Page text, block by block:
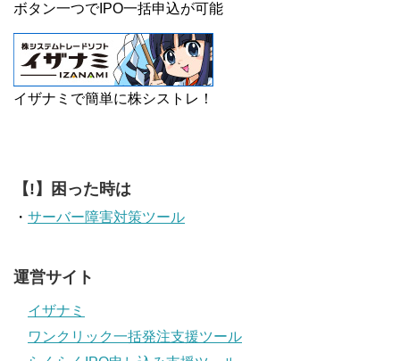
ボタン一つでIPO一括申込が可能
イザナミで簡単に株シストレ！
【!】困った時は
・ サーバー障害対策ツール
運営サイト
イザナミ
ワンクリック一括発注支援ツール